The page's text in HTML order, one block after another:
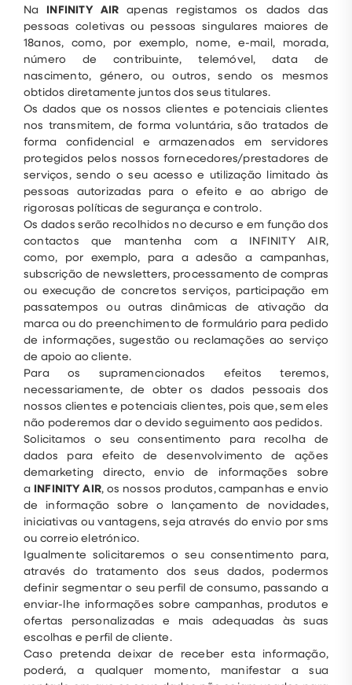
Na INFINITY AIR apenas registamos os dados das
pessoas coletivas ou pessoas singulares maiores de
18anos, como, por exemplo, nome, e-mail, morada,
número de contribuinte, telemóvel, data de
nascimento, género, ou outros, sendo os mesmos
obtidos diretamente juntos dos seus titulares.
Os dados que os nossos clientes e potenciais clientes
nos transmitem, de forma voluntária, são tratados de
forma confidencial e armazenados em servidores
protegidos pelos nossos fornecedores/prestadores de
serviços, sendo o seu acesso e utilização limitado às
pessoas autorizadas para o efeito e ao abrigo de
rigorosas políticas de segurança e controlo.
Os dados serão recolhidos no decurso e em função dos
contactos que mantenha com a INFINITY AIR,
como, por exemplo, para a adesão a campanhas,
subscrição de newsletters, processamento de compras
ou execução de concretos serviços, participação em
passatempos ou outras dinâmicas de ativação da
marca ou do preenchimento de formulário para pedido
de informações, sugestão ou reclamações ao serviço
de apoio ao cliente.
Para os supramencionados efeitos teremos,
necessariamente, de obter os dados pessoais dos
nossos clientes e potenciais clientes, pois que, sem eles
não poderemos dar o devido seguimento aos pedidos.
Solicitamos o seu consentimento para recolha de
dados para efeito de desenvolvimento de ações
demarketing directo, envio de informações sobre
a INFINITY AIR, os nossos produtos, campanhas e envio
de informação sobre o lançamento de novidades,
iniciativas ou vantagens, seja através do envio por sms
ou correio eletrónico.
Igualmente solicitaremos o seu consentimento para,
através do tratamento dos seus dados, podermos
definir segmentar o seu perfil de consumo, passando a
enviar-lhe informações sobre campanhas, produtos e
ofertas personalizadas e mais adequadas às suas
escolhas e perfil de cliente.
Caso pretenda deixar de receber esta informação,
poderá, a qualquer momento, manifestar a sua